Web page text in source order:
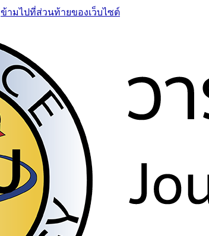
ข้ามไปที่ส่วนท้ายของเว็บไซต์